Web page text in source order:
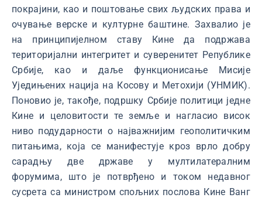
покрајини, као и поштовање свих људских права и
очување верске и културне баштине. Захвалио је
на принципијелном ставу Кине да подржава
територијални интегритет и суверенитет Републике
Србије, као и даље функционисање Мисије
Уједињених нација на Косову и Метохији (УНМИК).
Поновио је, такође, подршку Србије политици једне
Кине и целовитости те земље и нагласио висок
ниво подударности о најважнијим геополитичким
питањима, која се манифестује кроз врло добру
сарадњу две државе у мултилатералним
форумима, што је потврђено и током недавног
сусрета са министром спољних послова Кине Ванг